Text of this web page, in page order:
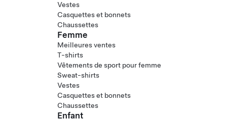
Vestes
Casquettes et bonnets
Chaussettes
Femme
Meilleures ventes
T-shirts
Vêtements de sport pour femme
Sweat-shirts
Vestes
Casquettes et bonnets
Chaussettes
Enfant